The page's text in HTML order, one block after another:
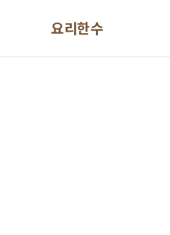
요리한수